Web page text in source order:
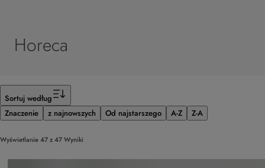
Horeca
Sortuj według
Znaczenie
z najnowszych Od najstarszego A-Z Z-A
Wyświetlanie 47 z 47 Wyniki